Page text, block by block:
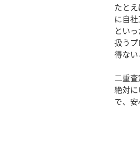
たと
に自
とい
扱う
得ない
二重
絶対
で、安